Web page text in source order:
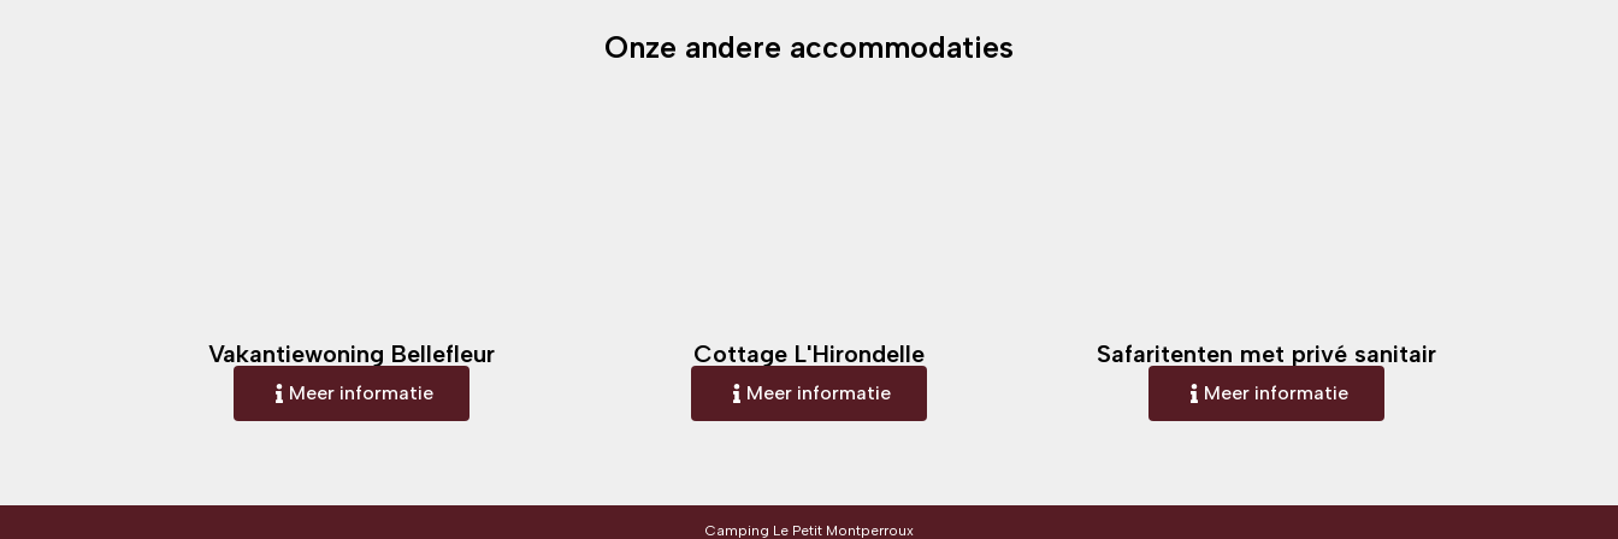
Onze andere accommodaties
Vakantiewoning Bellefleur
Meer informatie
Cottage L'Hirondelle
Meer informatie
Safaritenten met privé sanitair
Meer informatie
Camping Le Petit Montperroux